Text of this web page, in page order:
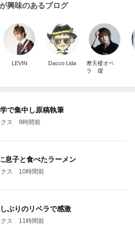
興味のあるブログ
LEVIN Dacco Lida
摩天楼オペ
ラ 燿
で集中し原稿執筆
ス 9時間前
息子と食べたラーメン
ス 10時間前
ぶりのリベラで感激
ス 11時間前